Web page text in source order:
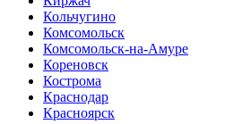
Кольчугино
Комсомольск
Комсомольск-на-Амуре
Кореновск
Кострома
Краснодар
Красноярск